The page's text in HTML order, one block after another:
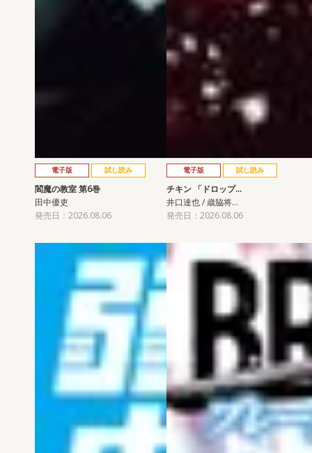
電子版 試し読み
閻魔の教室 第6巻
田中優吏
発売日：2026.08.06
電子版 試し読み
チキン 「ドロップ…
井口達也 / 歳脇将…
発売日：2026.08.06